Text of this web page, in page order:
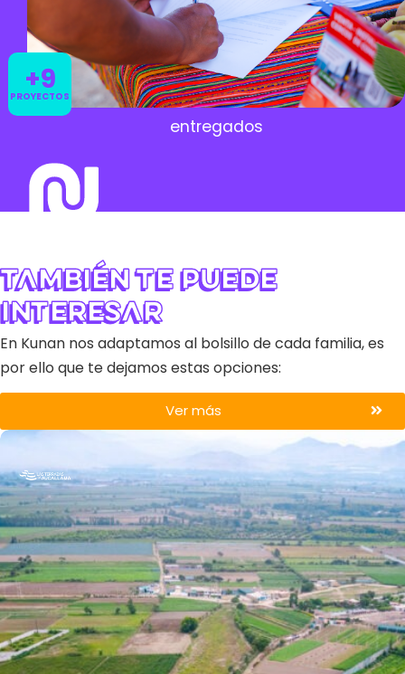
+9
PROYECTOS
entregados
También te puede
interesar
En Kunan nos adaptamos al bolsillo de cada familia, es
por ello que te dejamos estas opciones:
Ver más